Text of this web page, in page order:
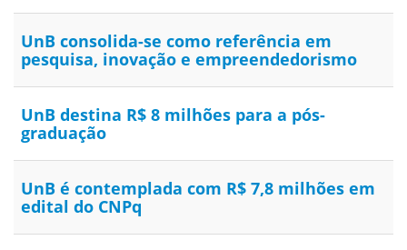
UnB consolida-se como referência em
pesquisa, inovação e empreendedorismo
UnB destina R$ 8 milhões para a pós-
graduação
UnB é contemplada com R$ 7,8 milhões em
edital do CNPq